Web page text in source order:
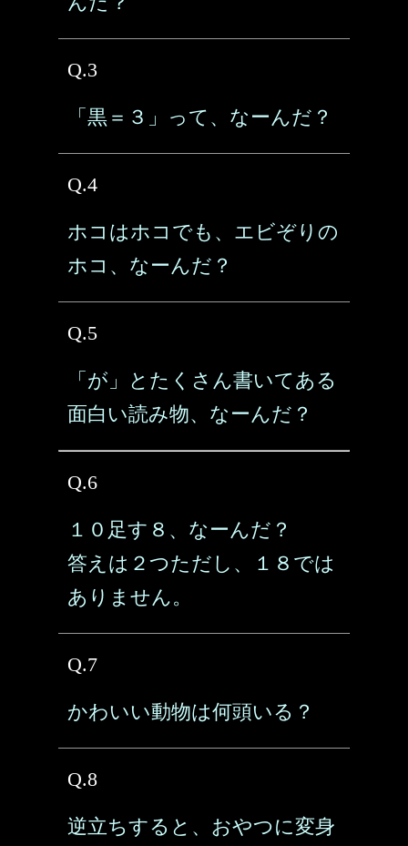
Q.3
「黒＝３」って、なーんだ？
Q.4
ホコはホコでも、エビぞりの
ホコ、なーんだ？
Q.5
「が」とたくさん書いてある
面白い読み物、なーんだ？
Q.6
１０足す８、なーんだ？
答えは２つただし、１８では
ありません。
Q.7
かわいい動物は何頭いる？
Q.8
逆立ちすると、おやつに変身